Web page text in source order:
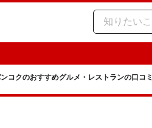
コクのおすすめグルメ・レストランの口コミ